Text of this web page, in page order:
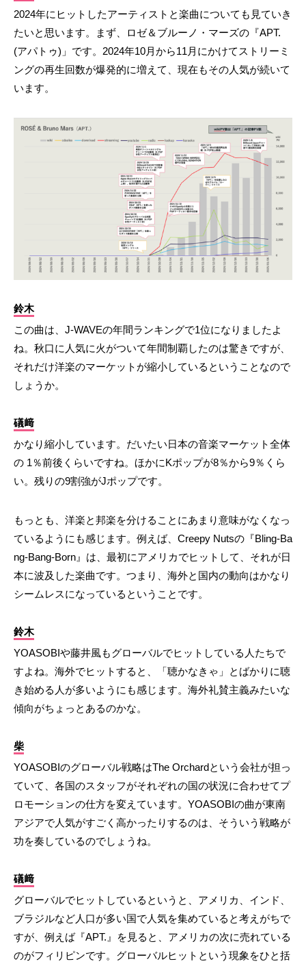
2024年にヒットしたアーティストと楽曲についても見ていき
たいと思います。まず、ロゼ＆ブルーノ・マーズの『APT.
(アパトゥ)」です。2024年10月から11月にかけてストリーミ
ングの再生回数が爆発的に増えて、現在もその人気が続いて
います。
鈴木
この曲は、J-WAVEの年間ランキングで1位になりましたよ
ね。秋口に人気に火がついて年間制覇したのは驚きですが、
それだけ洋楽のマーケットが縮小しているということなので
しょうか。
礒﨑
かなり縮小しています。だいたい日本の音楽マーケット全体
の 1％前後くらいですね。ほかにKポップが8％から9％くら
い。残りの9割強がJポップです。
もっとも、洋楽と邦楽を分けることにあまり意味がなくなっ
ているようにも感じます。例えば、Creepy Nutsの『Bling-Ba
ng-Bang-Born』は、最初にアメリカでヒットして、それが日
本に波及した楽曲です。つまり、海外と国内の動向はかなり
シームレスになっているということです。
鈴木
YOASOBIや藤井風もグローバルでヒットしている人たちで
すよね。海外でヒットすると、「聴かなきゃ」とばかりに聴
き始める人が多いようにも感じます。海外礼賛主義みたいな
傾向がちょっとあるのかな。
柴
YOASOBIのグローバル戦略はThe Orchardという会社が担っ
ていて、各国のスタッフがそれぞれの国の状況に合わせてプ
ロモーションの仕方を変えています。YOASOBIの曲が東南
アジアで人気がすごく高かったりするのは、そういう戦略が
功を奏しているのでしょうね。
礒﨑
グローバルでヒットしているというと、アメリカ、インド、
ブラジルなど人口が多い国で人気を集めていると考えがちで
すが、例えば『APT.』を見ると、アメリカの次に売れている
のがフィリピンです。グローバルヒットという現象をひと括